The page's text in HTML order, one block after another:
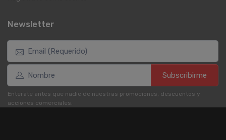
Newsletter
Subscribirme
Enterate antes que nadie de nuestras promociones, descuentos y
acciones comerciales.